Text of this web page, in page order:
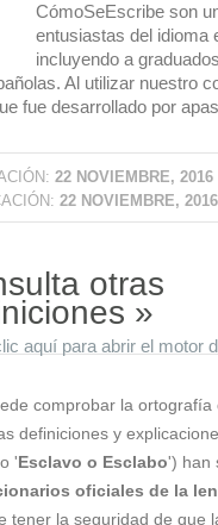
CómoSeEscribe son
entusiastas del idioma
incluyendo a
Al utilizar nuestro
fue desarrollado por
22 NOVIEMBRE, 2016
22 NOVIEMBRE, 2016
otras
»
aquí para abrir el motor
comprobar la ortografía
definiciones y
'Esclavo o Esclabo') han
oficiales de la
tener la seguridad de que